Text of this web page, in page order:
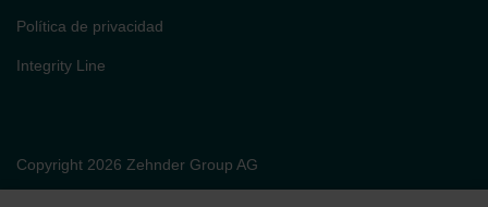
Copyright 2026 Zehnder Group AG
Política de privacidad
Integrity Line